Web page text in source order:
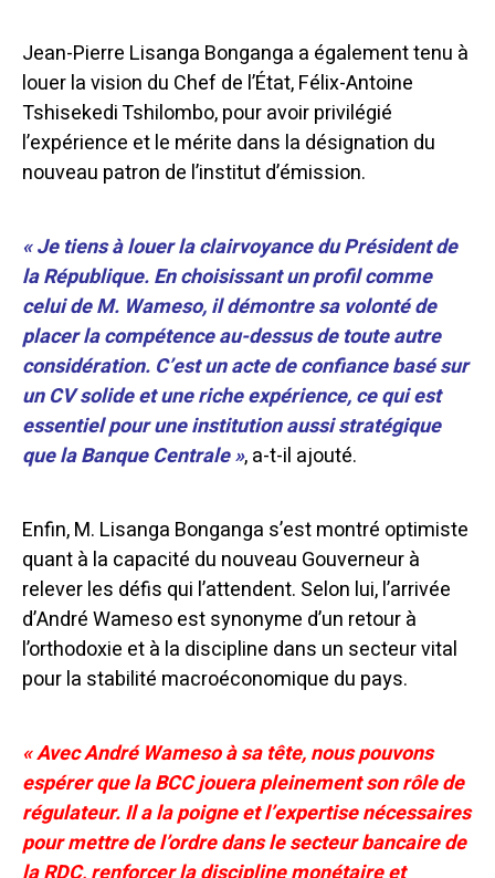
Jean-Pierre Lisanga Bonganga a également tenu à
louer la vision du Chef de l’État, Félix-Antoine
Tshisekedi Tshilombo, pour avoir privilégié
l’expérience et le mérite dans la désignation du
nouveau patron de l’institut d’émission.
« Je tiens à louer la clairvoyance du Président de
la République. En choisissant un profil comme
celui de M. Wameso, il démontre sa volonté de
placer la compétence au-dessus de toute autre
considération. C’est un acte de confiance basé sur
un CV solide et une riche expérience, ce qui est
essentiel pour une institution aussi stratégique
que la Banque Centrale », a-t-il ajouté.
Enfin, M. Lisanga Bonganga s’est montré optimiste
quant à la capacité du nouveau Gouverneur à
relever les défis qui l’attendent. Selon lui, l’arrivée
d’André Wameso est synonyme d’un retour à
l’orthodoxie et à la discipline dans un secteur vital
pour la stabilité macroéconomique du pays.
« Avec André Wameso à sa tête, nous pouvons
espérer que la BCC jouera pleinement son rôle de
régulateur. Il a la poigne et l’expertise nécessaires
pour mettre de l’ordre dans le secteur bancaire de